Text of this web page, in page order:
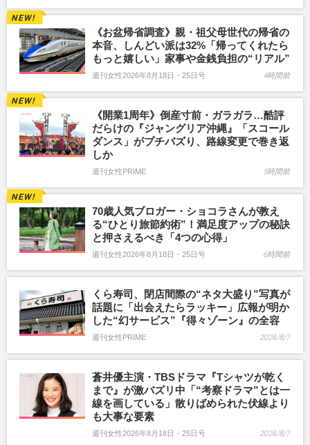
《お盆帰省調査》親・祖父母世代の帰省の
本音、しんどい派は32%「帰ってくれたら
もっと嬉しい」家事や金銭負担の“リアル”
週刊女性2026年8月18日・25日号 4時間前
《開業1周年》倒産寸前・ガラガラ…酷評
だらけの『ジャングリア沖縄』「スコール
ダンス」がプチバズり、路線変更で巻き返
しか
週刊女性PRIME 5時間前
70歳人気ブロガー・ショコラさんが教え
る“ひとり旅節約術”！満足度アップの秘訣
と押さえるべき「4つの心得」
週刊女性2026年8月18日・25日号 6時間前
くら寿司、閉店間際の“ネタ大盛り”写真が
話題に「出会えたらラッキー」広報が明か
した“幻サービス”『得々ゾーン』の全容
週刊女性PRIME 2026/8/7
蒼井優主演・TBSドラマ『Tシャツが乾く
まで』が激バズリ中「“考察ドラマ”とは一
線を画している」散りばめられた伏線より
も大事な要素
週刊女性2026年8月18日・25日号 2026/8/7